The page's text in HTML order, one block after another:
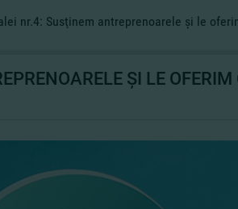
nr.4: Susţinem antreprenoarele şi le
ŞI LE OFERIM